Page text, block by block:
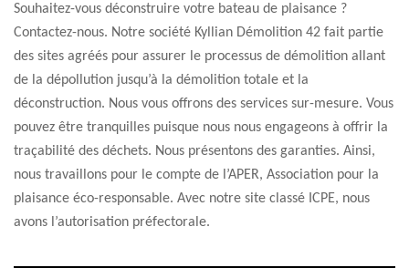
Souhaitez-vous déconstruire votre bateau de plaisance ?
Contactez-nous. Notre société Kyllian Démolition 42 fait partie
des sites agréés pour assurer le processus de démolition allant
de la dépollution jusqu’à la démolition totale et la
déconstruction. Nous vous offrons des services sur-mesure. Vous
pouvez être tranquilles puisque nous nous engageons à offrir la
traçabilité des déchets. Nous présentons des garanties. Ainsi,
nous travaillons pour le compte de l’APER, Association pour la
plaisance éco-responsable. Avec notre site classé ICPE, nous
avons l’autorisation préfectorale.